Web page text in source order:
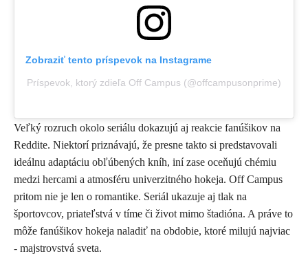
Zobraziť tento príspevok na Instagrame
Príspevok, ktorý zdieľa Off Campus (@offcampusonprime)
Veľký rozruch okolo seriálu dokazujú aj reakcie fanúšikov na
Reddite. Niektorí priznávajú, že presne takto si predstavovali
ideálnu adaptáciu obľúbených kníh, iní zase oceňujú chémiu
medzi hercami a atmosféru univerzitného hokeja. Off Campus
pritom nie je len o romantike. Seriál ukazuje aj tlak na
športovcov, priateľstvá v tíme či život mimo štadióna. A práve to
môže fanúšikov hokeja naladiť na obdobie, ktoré milujú najviac
- majstrovstvá sveta.